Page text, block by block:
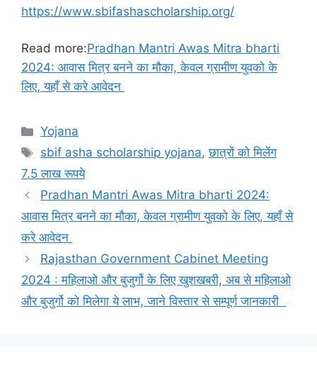
https://www.sbifashascholarship.org/
Read more:Pradhan Mantri Awas Mitra bharti
2024: आवास मित्र बनने का मौका, केवल ग्रामीण युवको के
लिए, यहाँ से करे आवेदन
Categories
Yojana
Tags
sbif asha scholarship yojana,छात्रों को मिलेंग
7.5 लाख रूपये
Pradhan Mantri Awas Mitra bharti 2024:
आवास मित्र बनने का मौका, केवल ग्रामीण युवको के लिए, यहाँ से
करे आवेदन
Rajasthan Government Cabinet Meeting
2024 : महिलाओ और बुजुर्गो के लिए खुशखबरी, अब से महिलाओ
और बुजुर्गो को मिलेगा ये लाभ, जाने विस्तार से सम्पूर्ण जानकारी